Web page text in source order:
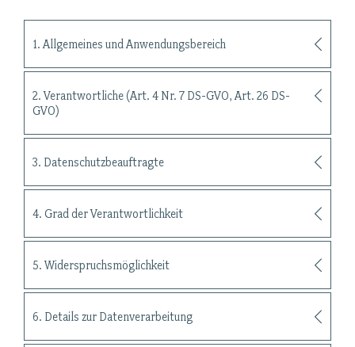
1. Allgemeines und Anwendungsbereich
2. Verantwortliche (Art. 4 Nr. 7 DS-GVO, Art. 26 DS-
GVO)
3. Datenschutzbeauftragte
4. Grad der Verantwortlichkeit
5. Widerspruchsmöglichkeit
6. Details zur Datenverarbeitung